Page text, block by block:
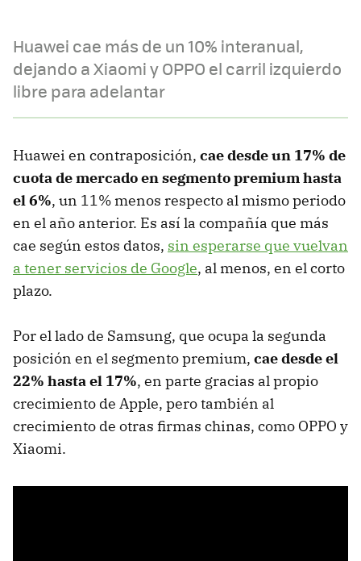
Huawei cae más de un 10% interanual,
dejando a Xiaomi y OPPO el carril izquierdo
libre para adelantar
Huawei en contraposición, cae desde un 17% de
cuota de mercado en segmento premium hasta
el 6%, un 11% menos respecto al mismo periodo
en el año anterior. Es así la compañía que más
cae según estos datos, sin esperarse que vuelvan
a tener servicios de Google, al menos, en el corto
plazo.
Por el lado de Samsung, que ocupa la segunda
posición en el segmento premium, cae desde el
22% hasta el 17%, en parte gracias al propio
crecimiento de Apple, pero también al
crecimiento de otras firmas chinas, como OPPO y
Xiaomi.